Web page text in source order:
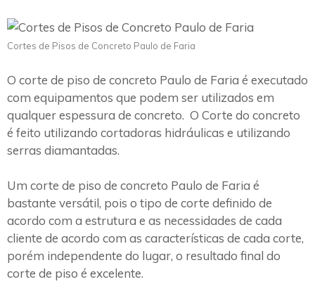
Cortes de Pisos de Concreto Paulo de Faria
O corte de piso de concreto Paulo de Faria é executado
com equipamentos que podem ser utilizados em
qualquer espessura de concreto. O Corte do concreto
é feito utilizando cortadoras hidráulicas e utilizando
serras diamantadas.
Um corte de piso de concreto Paulo de Faria é
bastante versátil, pois o tipo de corte definido de
acordo com a estrutura e as necessidades de cada
cliente de acordo com as características de cada corte,
porém independente do lugar, o resultado final do
corte de piso é excelente.